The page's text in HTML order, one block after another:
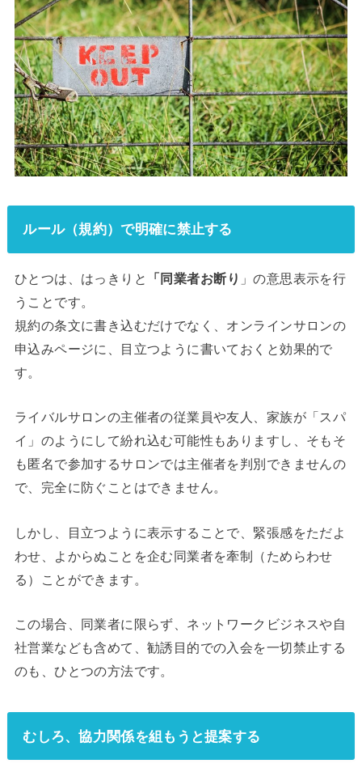
ルール（規約）で明確に禁止する
ひとつは、はっきりと 「同業者お断り 」の意思表示を行
うことです。
規約の条文に書き込むだけでなく、オンラインサロンの
申込みページに、目立つように書いておくと効果的で
す。
ライバルサロンの主催者の従業員や友人、家族が「スパ
イ」のようにして紛れ込む可能性もありますし、そもそ
も匿名で参加するサロンでは主催者を判別できませんの
で、完全に防ぐことはできません。
しかし、目立つように表示することで、緊張感をただよ
わせ、よからぬことを企む同業者を牽制（ためらわせ
る）ことができます。
この場合、同業者に限らず、ネットワークビジネスや自
社営業なども含めて、勧誘目的での入会を一切禁止する
のも、ひとつの方法です。
むしろ、協力関係を組もうと提案する